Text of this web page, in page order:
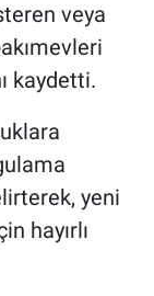
veya
kaydetti.
yeni
hayırlı